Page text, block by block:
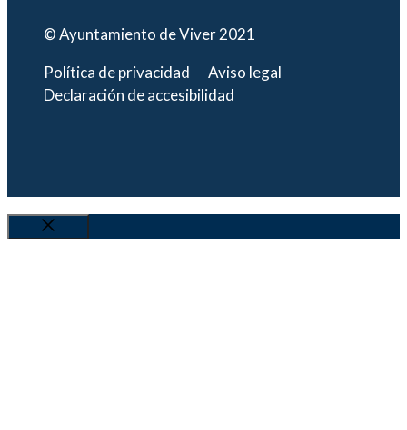
© Ayuntamiento de Viver 2021
Política de privacidad
Aviso legal
Declaración de accesibilidad
Cerrar